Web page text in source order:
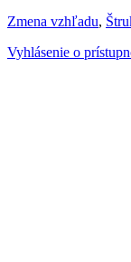
Zmena vzhľadu,
Vyhlásenie o